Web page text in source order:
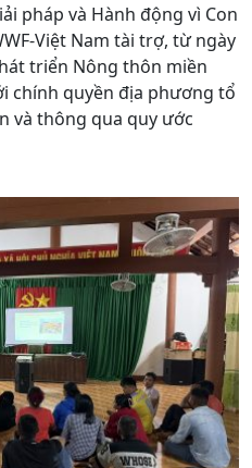
pháp và Hành động vì Con
Việt Nam tài trợ, từ ngày
triển Nông thôn miền
chính quyền địa phương tổ
và thông qua quy ước